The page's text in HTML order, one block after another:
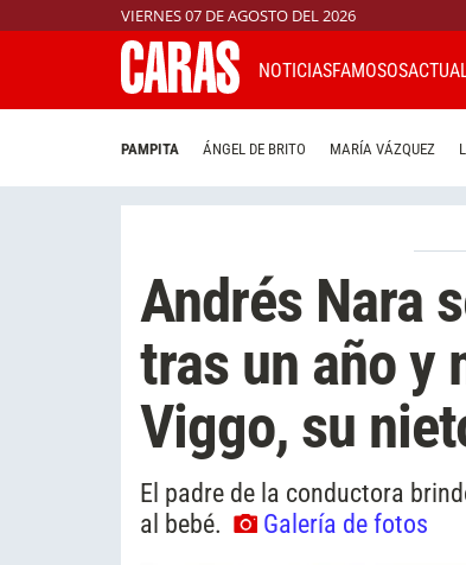
VIERNES 07 DE AGOSTO DEL 2026
NOTICIASFAMOSOS
PAMPITA ÁNGEL DE BRITO MARÍA VÁZQUEZ
Andrés Nara
tras un año y
Viggo, su
El padre de la conductora
al bebé.
Galería de fotos